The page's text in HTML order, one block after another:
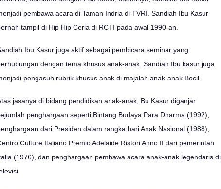
pembawa acara di Taman Indria di TVRI. Sandiah Ibu Kasur
tampil di Hip Hip Ceria di RCTI pada awal 1990-an.
Ibu Kasur juga aktif sebagai pembicara seminar yang
dengan tema khusus anak-anak. Sandiah Ibu kasur juga
pengasuh rubrik khusus anak di majalah anak-anak Bocil.
jasanya di bidang pendidikan anak-anak, Bu Kasur diganjar
penghargaan seperti Bintang Budaya Para Dharma (1992),
dari Presiden dalam rangka hari Anak Nasional (1988),
Culture Italiano Premio Adelaide Ristori Anno II dari pemerintah
(1976), dan penghargaan pembawa acara anak-anak legendaris di